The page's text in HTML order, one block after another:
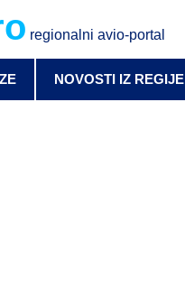
regionalni avio-portal
NOVOSTI IZ REGIJE